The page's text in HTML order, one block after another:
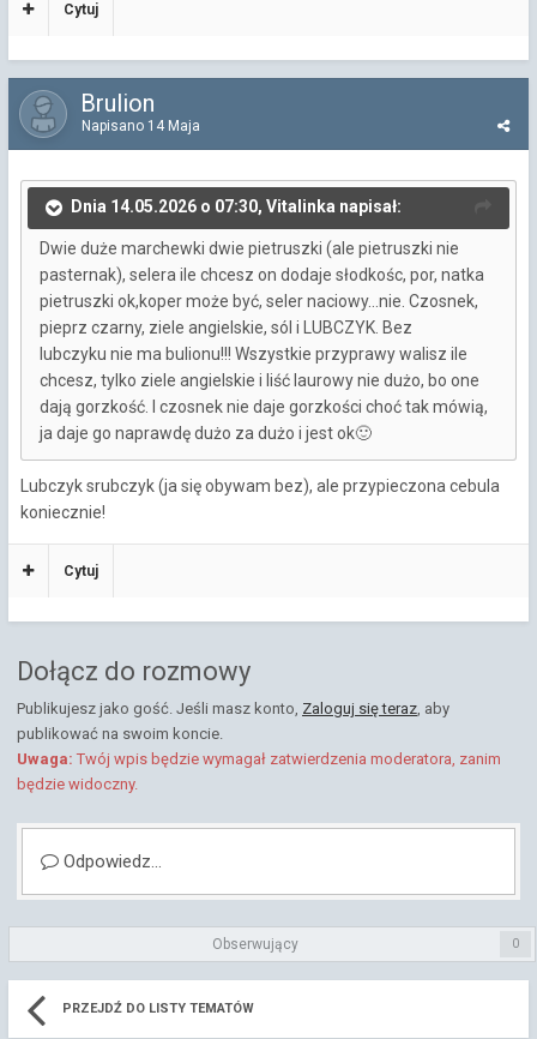
Cytuj
Brulion
Napisano 14 Maja
Dnia 14.05.2026 o 07:30, Vitalinka napisał:
Dwie duże marchewki dwie pietruszki (ale pietruszki nie
pasternak), selera ile chcesz on dodaje słodkośc, por, natka
pietruszki ok,koper może być, seler naciowy...nie. Czosnek,
pieprz czarny, ziele angielskie, sól i LUBCZYK. Bez
lubczyku nie ma bulionu!!! Wszystkie przyprawy walisz ile
chcesz, tylko ziele angielskie i liść laurowy nie dużo, bo one
dają gorzkość. I czosnek nie daje gorzkości choć tak mówią,
ja daje go naprawdę dużo za dużo i jest ok🙂
Lubczyk srubczyk (ja się obywam bez), ale przypieczona cebula
koniecznie!
Cytuj
Dołącz do rozmowy
Publikujesz jako gość. Jeśli masz konto, Zaloguj się teraz, aby
publikować na swoim koncie.
Uwaga: Twój wpis będzie wymagał zatwierdzenia moderatora, zanim
będzie widoczny.
Odpowiedz...
Obserwujący 0
PRZEJDŹ DO LISTY TEMATÓW